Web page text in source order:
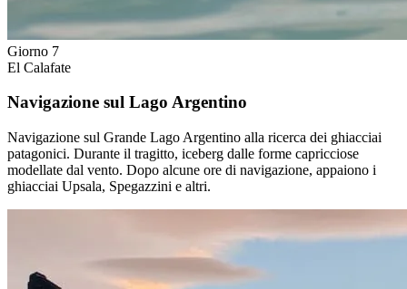
Giorno 7
El Calafate
Navigazione sul Lago Argentino
Navigazione sul Grande Lago Argentino alla ricerca dei ghiacciai
patagonici. Durante il tragitto, iceberg dalle forme capricciose
modellate dal vento. Dopo alcune ore di navigazione, appaiono i
ghiacciai Upsala, Spegazzini e altri.